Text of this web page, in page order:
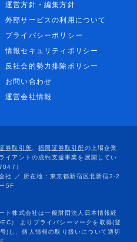
運営方針・編集方針
外部サービスの利用について
プライバシーポリシー
情報セキュリティポリシー
反社会的勢力排除ポリシー
お問い合わせ
運営会社情報